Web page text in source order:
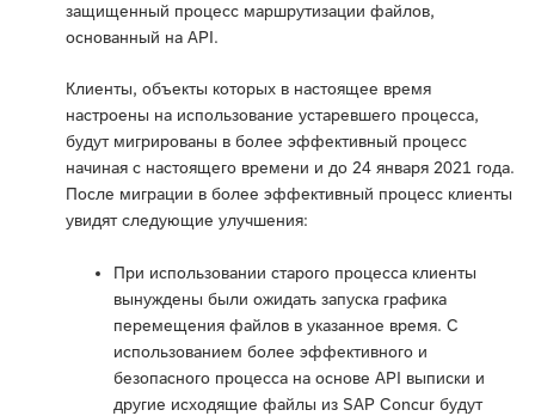
защищенный процесс маршрутизации файлов,
основанный на API.
Клиенты, объекты которых в настоящее время
настроены на использование устаревшего процесса,
будут мигрированы в более эффективный процесс
начиная с настоящего времени и до 24 января 2021 года.
После миграции в более эффективный процесс клиенты
увидят следующие улучшения:
При использовании старого процесса клиенты
вынуждены были ожидать запуска графика
перемещения файлов в указанное время. С
использованием более эффективного и
безопасного процесса на основе API выписки и
другие исходящие файлы из SAP Concur будут